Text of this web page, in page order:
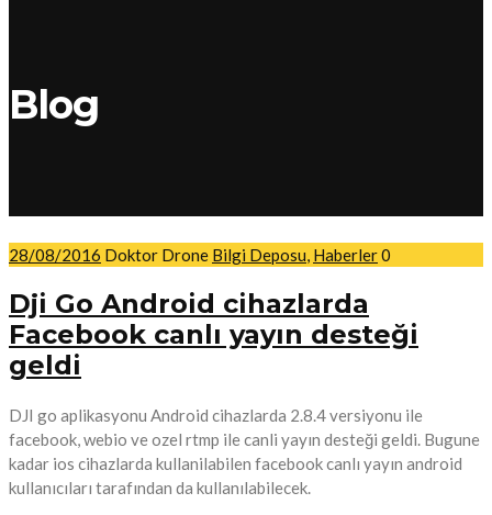
Blog
28/08/2016 Doktor Drone Bilgi Deposu, Haberler0
Dji Go Android cihazlarda
Facebook canlı yayın desteği
geldi
DJI go aplikasyonu Android cihazlarda 2.8.4 versiyonu ile
facebook, webio ve ozel rtmp ile canli yayın desteği geldi. Bugune
kadar ios cihazlarda kullanilabilen facebook canlı yayın android
kullanıcıları tarafından da kullanılabilecek.